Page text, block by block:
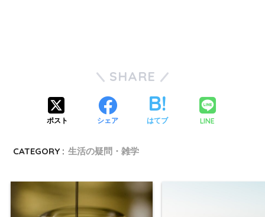
SHARE
ポスト シェア はてブ LINE
CATEGORY : 生活の疑問・雑学